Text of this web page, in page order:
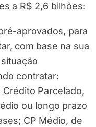
a R$ 2,6 bilhões:
aprovados, para
com base na sua
contratar:
Crédito Parcelado,
ou longo prazo
CP Médio, de